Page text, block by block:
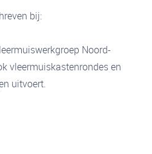
bij:
Noord-
vleermuiskastenrondes en
uitvoert.